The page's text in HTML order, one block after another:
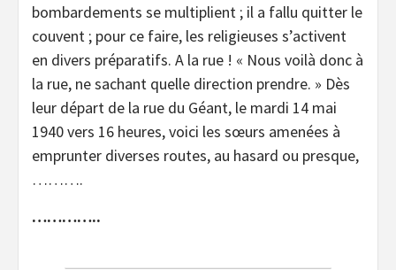
bombardements se multiplient ; il a fallu quitter le
couvent ; pour ce faire, les religieuses s’activent
en divers préparatifs. A la rue ! « Nous voilà donc à
la rue, ne sachant quelle direction prendre. » Dès
leur départ de la rue du Géant, le mardi 14 mai
1940 vers 16 heures, voici les sœurs amenées à
emprunter diverses routes, au hasard ou presque,
……….
…………..